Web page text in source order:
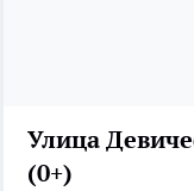
Улица
(0+)